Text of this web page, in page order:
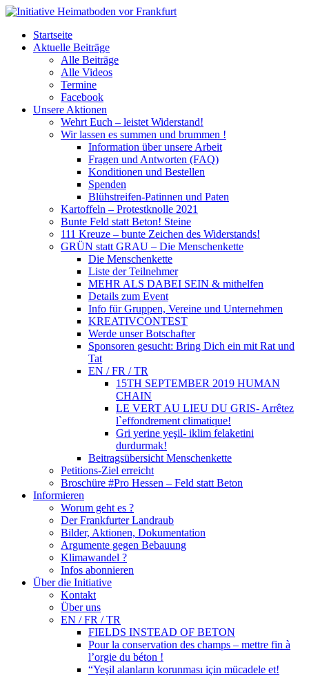
Startseite
Aktuelle Beiträge
Alle Beiträge
Alle Videos
Termine
Facebook
Unsere Aktionen
Wehrt Euch – leistet Widerstand!
Wir lassen es summen und brummen !
Information über unsere Arbeit
Fragen und Antworten (FAQ)
Konditionen und Bestellen
Spenden
Blühstreifen-Patinnen und Paten
Kartoffeln – Protestknolle 2021
Bunte Feld statt Beton! Steine
111 Kreuze – bunte Zeichen des Widerstands!
GRÜN statt GRAU – Die Menschenkette
Die Menschenkette
Liste der Teilnehmer
MEHR ALS DABEI SEIN & mithelfen
Details zum Event
Info für Gruppen, Vereine und Unternehmen
KREATIVCONTEST
Werde unser Botschafter
Sponsoren gesucht: Bring Dich ein mit Rat und
Tat
EN / FR / TR
15TH SEPTEMBER 2019 HUMAN
CHAIN
LE VERT AU LIEU DU GRIS- Arrêtez
l`effondrement climatique!
Gri yerine yeşil- iklim felaketini
durdurmak!
Beitragsübersicht Menschenkette
Petitions-Ziel erreicht
Broschüre #Pro Hessen – Feld statt Beton
Informieren
Worum geht es ?
Der Frankfurter Landraub
Bilder, Aktionen, Dokumentation
Argumente gegen Bebauung
Klimawandel ?
Infos abonnieren
Über die Initiative
Kontakt
Über uns
EN / FR / TR
FIELDS INSTEAD OF BETON
Pour la conservation des champs – mettre fin à
l’orgie du béton !
“Yeşil alanların korunması için mücadele et!